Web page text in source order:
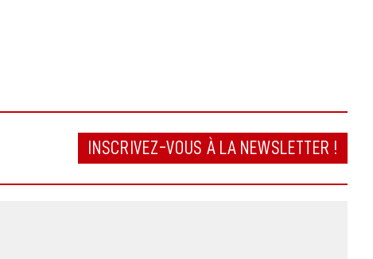
INSCRIVEZ-VOUS À LA NEWSLETTER !